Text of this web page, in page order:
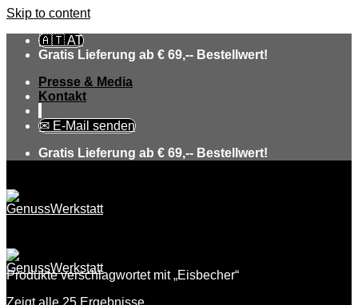
Skip to content
🇦🇹 AT
Gratis Lieferung ab € 69,-- Bestellwert!
Presse & Media
Kontakt
✉ E-Mail senden
Gratis Lieferung ab € 69,-- Bestellwert!
Produkte verschlagwortet mit „Eisbecher“
Zeigt alle 25 Ergebnisse